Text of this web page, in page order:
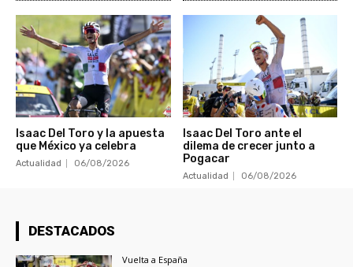
Isaac Del Toro y la apuesta
que México ya celebra
Actualidad 06/08/2026
Isaac Del Toro ante el
dilema de crecer junto a
Pogacar
Actualidad 06/08/2026
DESTACADOS
Vuelta a España